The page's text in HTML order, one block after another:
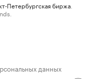
Петербургская биржа
данных